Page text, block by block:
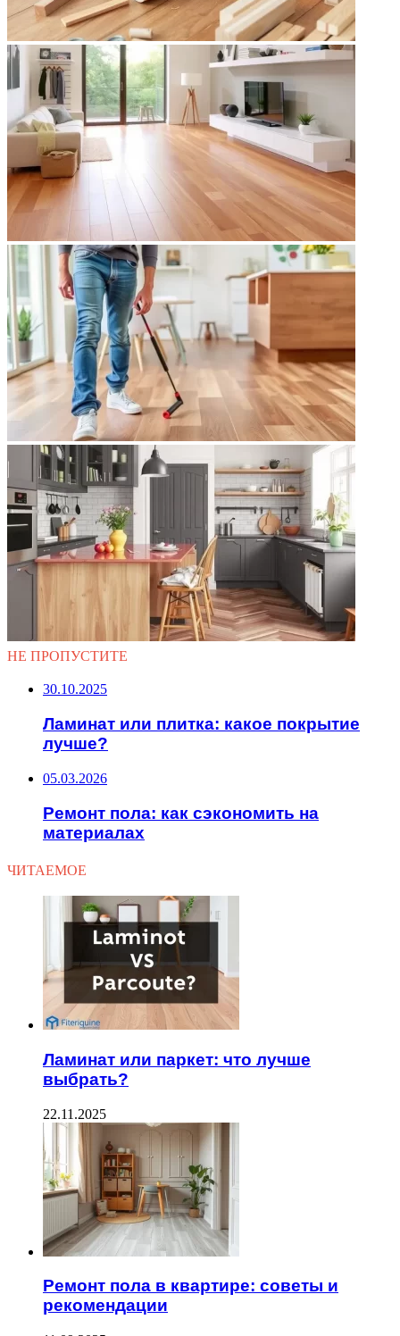
НЕ ПРОПУСТИТЕ
30.10.2025
Ламинат или плитка: какое покрытие
лучше?
05.03.2026
Ремонт пола: как сэкономить на
материалах
ЧИТАЕМОЕ
Ламинат или паркет: что лучше
выбрать?
22.11.2025
Ремонт пола в квартире: советы и
рекомендации